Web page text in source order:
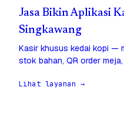
Jasa Bikin Aplikasi
Singkawang
Kasir khusus kedai kopi —
stok bahan, QR order
Lihat layanan →